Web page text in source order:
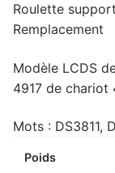
Roulette
Remplacement
Modèle LCDS
4917 de chariot
Mots : DS3811,
Poids